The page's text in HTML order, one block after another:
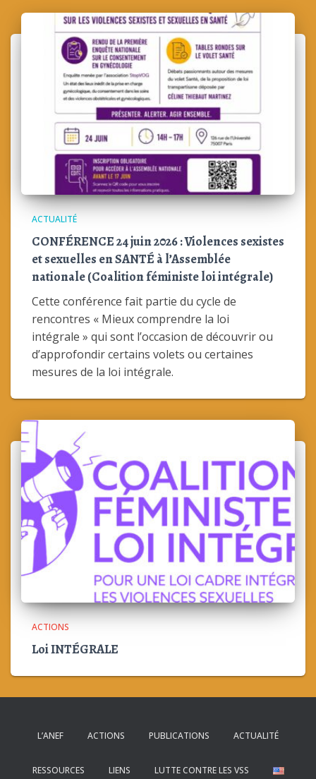
ACTUALITÉ
CONFÉRENCE 24 juin 2026 : Violences sexistes
et sexuelles en SANTÉ à l’Assemblée
nationale (Coalition féministe loi intégrale)
Cette conférence fait partie du cycle de
rencontres « Mieux comprendre la loi
intégrale » qui sont l’occasion de découvrir ou
d’approfondir certains volets ou certaines
mesures de la loi intégrale.
ACTIONS
Loi INTÉGRALE
L’ANEF ACTIONS PUBLICATIONS ACTUALITÉ
RESSOURCES LIENS LUTTE CONTRE LES VSS